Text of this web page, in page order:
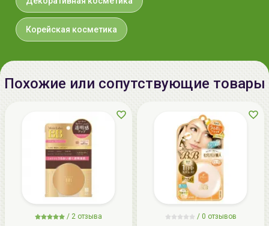
Корейская косметика
Похожие или сопутствующие товары
/ 2 отзыва
/ 0 отзывов